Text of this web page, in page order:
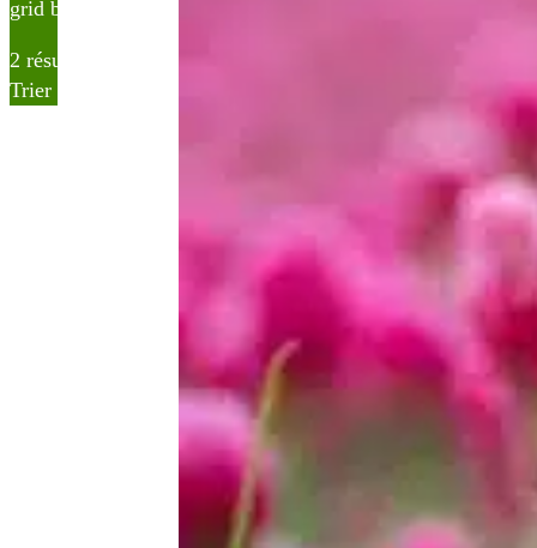
grid button
2 résultats affichés
Trier par